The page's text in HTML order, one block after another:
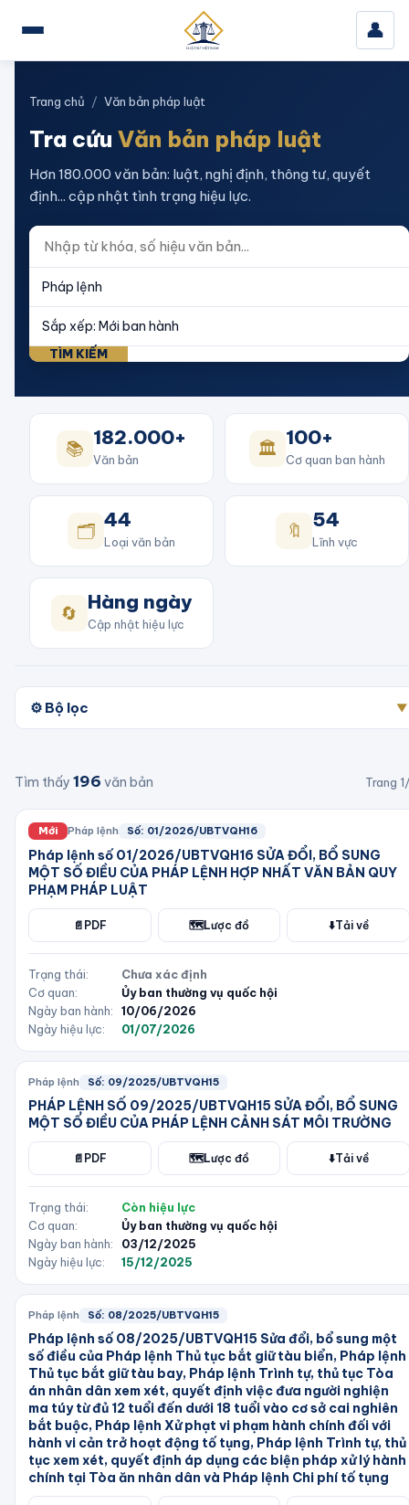
👤
Trang chủ / Văn bản pháp luật
Tra cứu Văn bản pháp luật
Hơn 180.000 văn bản: luật, nghị định, thông tư, quyết
định... cập nhật tình trạng hiệu lực.
TÌM KIẾM
📚 182.000+
Văn bản 🏛️ 100+
Cơ quan ban hành
🗂️ 44
Loại văn bản 🔖 54
Lĩnh vực
🔄 Hàng ngày
Cập nhật hiệu lực
⚙️ Bộ lọc ▼
Tìm thấy 196 văn bản Trang 1
Mới Pháp lệnh Số: 01/2026/UBTVQH16
Pháp lệnh số 01/2026/UBTVQH16 SỬA ĐỔI, BỔ SUNG
MỘT SỐ ĐIỀU CỦA PHÁP LỆNH HỢP NHẤT VĂN BẢN QUY
PHẠM PHÁP LUẬT
📄 PDF 🗺️Lược đồ ⬇️Tải về
Trạng thái:
Chưa xác định
Cơ quan:
Ủy ban thường vụ quốc hội
Ngày ban hành:
10/06/2026
Ngày hiệu lực:
01/07/2026
Pháp lệnh Số: 09/2025/UBTVQH15
PHÁP LỆNH SỐ 09/2025/UBTVQH15 SỬA ĐỔI, BỔ SUNG
MỘT SỐ ĐIỀU CỦA PHÁP LỆNH CẢNH SÁT MÔI TRƯỜNG
📄 PDF 🗺️Lược đồ ⬇️Tải về
Trạng thái:
Còn hiệu lực
Cơ quan:
Ủy ban thường vụ quốc hội
Ngày ban hành:
03/12/2025
Ngày hiệu lực:
15/12/2025
Pháp lệnh Số: 08/2025/UBTVQH15
Pháp lệnh số 08/2025/UBTVQH15 Sửa đổi, bổ sung một
số điều của Pháp lệnh Thủ tục bắt giữ tàu biển, Pháp lệnh
Thủ tục bắt giữ tàu bay, Pháp lệnh Trình tự, thủ tục Tòa
án nhân dân xem xét, quyết định việc đưa người nghiện
ma túy từ đủ 12 tuổi đến dưới 18 tuổi vào cơ sở cai nghiên
bắt buộc, Pháp lệnh Xử phạt vi phạm hành chính đối với
hành vi cản trở hoạt động tố tụng, Pháp lệnh Trình tự, thủ
tục xem xét, quyết định áp dụng các biện pháp xử lý hành
chính tại Tòa ăn nhân dân và Pháp lệnh Chi phí tố tụng